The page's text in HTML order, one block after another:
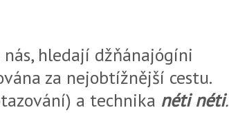
hledají džňánajógíni
za nejobtížnější cestu.
a technika néti néti.